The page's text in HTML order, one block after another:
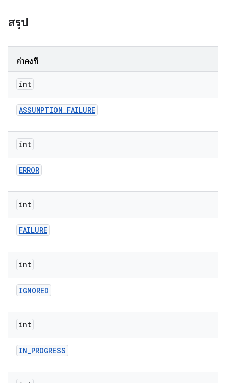
สรุป
ค่าคงที่
int
ASSUMPTION_FAILURE
int
ERROR
int
FAILURE
int
IGNORED
int
IN_PROGRESS